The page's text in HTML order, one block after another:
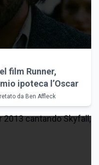
film Runner,
ipoteca l’Oscar
da Ben Affleck